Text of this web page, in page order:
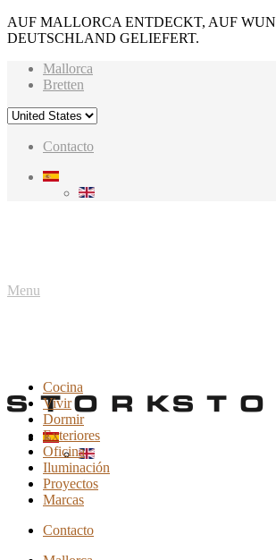
AUF MALLORCA ENTDECKT, AUF
DEUTSCHLAND GELIEFERT.
Mallorca
Bretten
Contacto
Menu
Cocina
Vivir
Dormir
Exteriores
Oficina
Iluminación
Proyectos
Marcas
Contacto